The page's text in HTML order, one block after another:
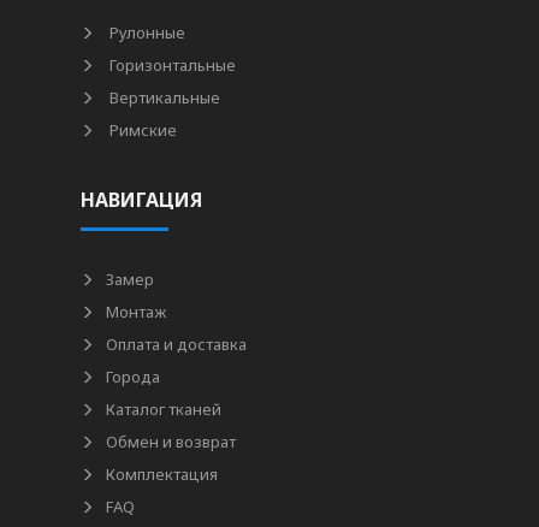
Рулонные
Горизонтальные
Вертикальные
Римские
НАВИГАЦИЯ
Замер
Монтаж
Оплата и доставка
Города
Каталог тканей
Обмен и возврат
Комплектация
FAQ